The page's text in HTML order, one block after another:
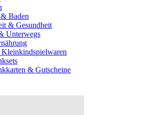
Baden
& Gesundheit
Unterwegs
& Gutscheine